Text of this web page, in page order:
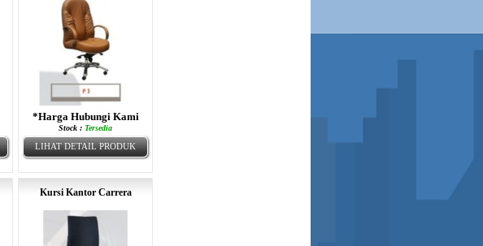
*Harga Hubungi Kami
Stock : Tersedia
LIHAT DETAIL PRODUK
Kursi Kantor Carrera